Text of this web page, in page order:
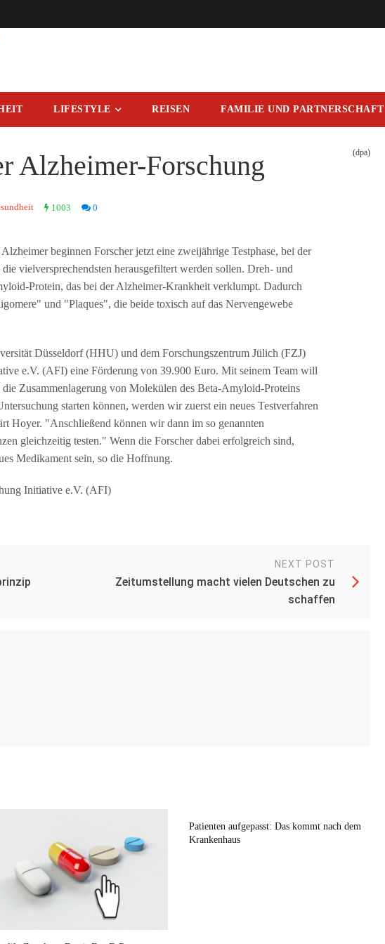
LIFESTYLE REISEN FAMILIE UND PARTNERSCHAFT
Alzheimer-Forschung (dpa)
1003 0
beginnen Forscher jetzt eine zweijährige Testphase, bei der
vielversprechendsten herausgefiltert werden sollen. Dreh- und
Protein, das bei der Alzheimer-Krankheit verklumpt. Dadurch
und "Plaques", die beide toxisch auf das Nervengewebe
Düsseldorf (HHU) und dem Forschungszentrum Jülich (FZJ)
e.V. (AFI) eine Förderung von 39.900 Euro. Mit seinem Team will
Zusammenlagerung von Molekülen des Beta-Amyloid-Proteins
starten können, werden wir zuerst ein neues Testverfahren
Hoyer. "Anschließend können wir dann im so genannten
gleichzeitig testen." Wenn die Forscher dabei erfolgreich sind,
Medikament sein, so die Hoffnung.
Initiative e.V. (AFI)
NEXT POST
Zeitumstellung macht vielen Deutschen zu
schaffen
Patienten aufgepasst: Das kommt nach dem
Krankenhaus